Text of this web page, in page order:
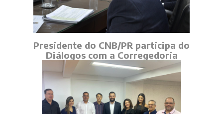
Presidente do CNB/PR participa do
Diálogos com a Corregedoria